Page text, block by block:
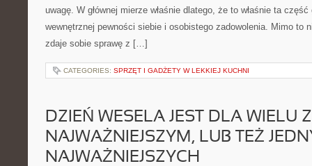
uwagę. W głównej mierze właśnie dlatego, że to właśnie ta
wewnętrznej pewności siebie i osobistego zadowolenia. Mimo to
zdaje sobie sprawę z […]
CATEGORIES: SPRZĘT I GADŻETY W LEKKIEJ KUCHNI
DZIEŃ WESELA JEST DLA WIELU
NAJWAŻNIEJSZYM, LUB TEŻ
NAJWAŻNIEJSZYCH